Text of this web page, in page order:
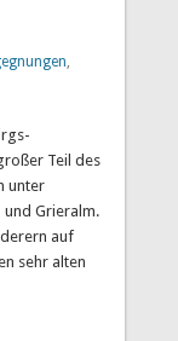
,
Teil des
unter
und Grieralm.
auf
sehr alten